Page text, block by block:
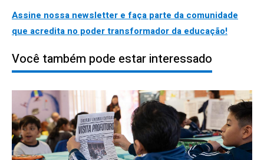
Assine nossa newsletter e faça parte da comunidade
que acredita no poder transformador da educação!
Você também pode estar interessado